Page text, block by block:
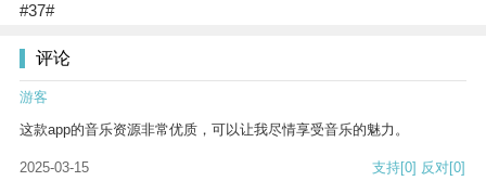
#37#
评论
游客
这款app的音乐资源非常优质，可以让我尽情享受音乐的魅力。
2025-03-15 支持[0] 反对[0]